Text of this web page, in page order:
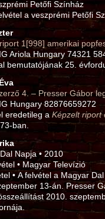
Petőfi Színház
a veszprémi Petőfi
1[998] amerikai
Ariola Hungary 74321
bemutatójának 25.
4. – Presser Gábor
Hungary 82876659272
eredetileg a Képzelt riport
Napja • 2010
• Magyar Televízió
• A felvétel a Magyar
13‑án. Presser
2010.